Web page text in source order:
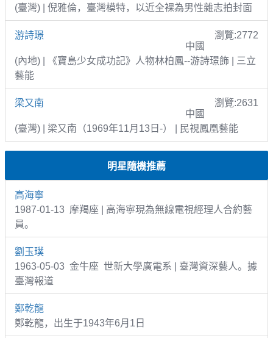
(臺灣) | 倪雅倫，臺灣模特，以近全裸為男性雜志拍封面
游詩璟
瀏覽:2772
中國
(內地) | 《寶島少女成功記》人物林柏鳳--游詩璟飾 | 三立
藝能
梁又南
瀏覽:2631
中國
(臺灣) | 梁又南（1969年11月13日-） | 民視鳳凰藝能
明星隨機推薦
高海寧
1987-01-13 摩羯座 | 高海寧現為無線電視經理人合約藝
員。
劉玉璞
1963-05-03 金牛座 世新大學廣電系 | 臺灣資深藝人。據
臺灣報道
鄭乾龍
鄭乾龍，出生于1943年6月1日